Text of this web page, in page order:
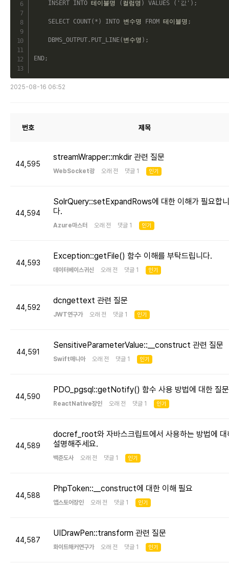
INSERT INTO 테이블명 ( 컬럼명 ) VALUES ( '값' ) ;
SELECT COUNT( * ) INTO 변수명 FROM 테이블명 ;
DBMS_OUTPUT. PUT_LINE( 변수명 ) ;
END;
2025-08-16 06:52
번호 제목
44,595
streamWrapper::mkdir 관련 질문
WebSocket광 오래 전 댓글 1 인기
44,594
SolrQuery::setExpandRows에 대한 이해가 필요합니
다.
Azure마스터 오래 전 댓글 1 인기
44,593
Exception::getFile() 함수 이해를 부탁드립니다.
데이터베이스귀신 오래 전 댓글 1 인기
44,592
dcngettext 관련 질문
JWT연구가 오래 전 댓글 1 인기
44,591
SensitiveParameterValue::__construct 관련 질문
Swift매니아 오래 전 댓글 1 인기
44,590
PDO_pgsql::getNotify() 함수 사용 방법에 대한 질문
ReactNative장인 오래 전 댓글 1 인기
44,589
docref_root와 자바스크립트에서 사용하는 방법에 대
설명해주세요.
백준도사 오래 전 댓글 1 인기
44,588
PhpToken::__construct에 대한 이해 필요
앱스토어장인 오래 전 댓글 1 인기
44,587
UIDrawPen::transform 관련 질문
화이트해커연구가 오래 전 댓글 1 인기